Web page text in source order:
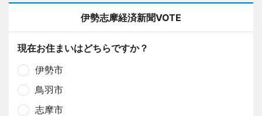
伊勢志摩経済新聞VOTE
現在お住まいはどちらですか？
伊勢市
鳥羽市
志摩市